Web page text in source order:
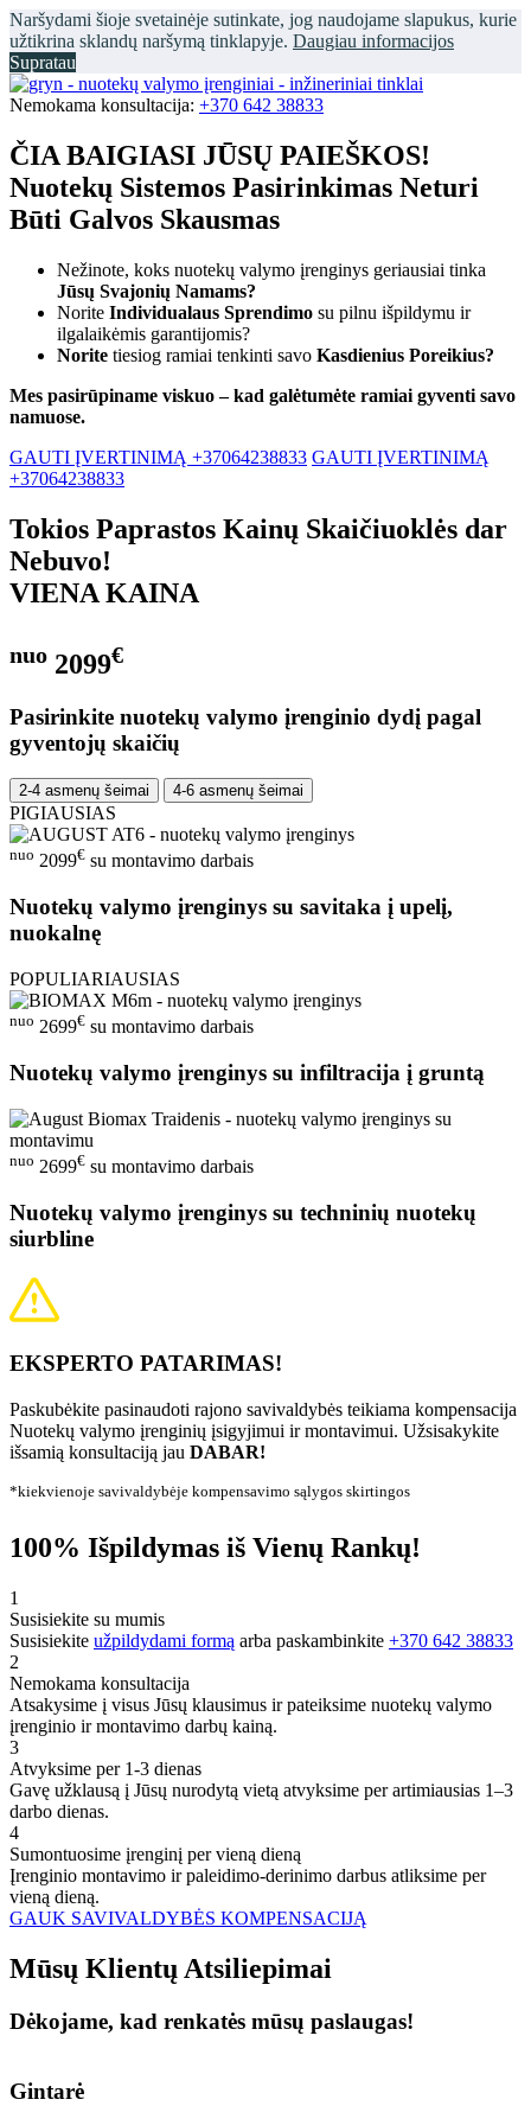
Naršydami šioje svetainėje sutinkate, jog naudojame slapukus, kurie
užtikrina sklandų naršymą tinklapyje. Daugiau informacijos
Supratau
Nemokama konsultacija: +370 642 38833
ČIA BAIGIASI JŪSŲ PAIEŠKOS!
Nuotekų Sistemos Pasirinkimas Neturi
Būti Galvos Skausmas
Nežinote, koks nuotekų valymo įrenginys geriausiai tinka
Jūsų Svajonių Namams?
Norite Individualaus Sprendimo su pilnu išpildymu ir
ilgalaikėmis garantijomis?
Norite tiesiog ramiai tenkinti savo Kasdienius Poreikius?
Mes pasirūpiname viskuo – kad galėtumėte ramiai gyventi savo
namuose.
GAUTI ĮVERTINIMĄ +37064238833 GAUTI ĮVERTINIMĄ
+37064238833
Tokios Paprastos Kainų Skaičiuoklės dar
Nebuvo!
VIENA KAINA
nuo 2099€
Pasirinkite nuotekų valymo įrenginio dydį pagal
gyventojų skaičių
2-4 asmenų šeimai 4-6 asmenų šeimai
PIGIAUSIAS
nuo 2099€ su montavimo darbais
Nuotekų valymo įrenginys su savitaka į upelį,
nuokalnę
POPULIARIAUSIAS
nuo 2699€ su montavimo darbais
Nuotekų valymo įrenginys su infiltracija į gruntą
nuo 2699€ su montavimo darbais
Nuotekų valymo įrenginys su techninių nuotekų
siurbline
EKSPERTO PATARIMAS!
Paskubėkite pasinaudoti rajono savivaldybės teikiama kompensacija
Nuotekų valymo įrenginių įsigyjimui ir montavimui. Užsisakykite
išsamią konsultaciją jau DABAR!
*kiekvienoje savivaldybėje kompensavimo sąlygos skirtingos
100% Išpildymas iš Vienų Rankų!
1
Susisiekite su mumis
Susisiekite užpildydami formą arba paskambinkite +370 642 38833
2
Nemokama konsultacija
Atsakysime į visus Jūsų klausimus ir pateiksime nuotekų valymo
įrenginio ir montavimo darbų kainą.
3
Atvyksime per 1-3 dienas
Gavę užklausą į Jūsų nurodytą vietą atvyksime per artimiausias 1–3
darbo dienas.
4
Sumontuosime įrenginį per vieną dieną
Įrenginio montavimo ir paleidimo-derinimo darbus atliksime per
vieną dieną.
GAUK SAVIVALDYBĖS KOMPENSACIJĄ
Mūsų Klientų Atsiliepimai
Dėkojame, kad renkatės mūsų paslaugas!
Gintarė